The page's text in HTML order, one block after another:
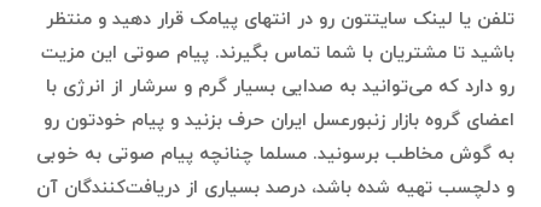
تلفن یا لینک سایتتون رو در انتهای پیامک قرار دهید و منتظر
باشید تا مشتریان با شما تماس بگیرند. پیام صوتی این مزیت
رو دارد که می‌توانید به صدایی بسیار گرم و سرشار از انرژی با
اعضای گروه بازار زنبورعسل ایران حرف بزنید و پیام خودتون رو
به گوش مخاطب برسونید. مسلما چنانچه پیام صوتی به خوبی
و دلچسب تهیه شده باشد، درصد بسیاری از دریافت‌کنندگان آن